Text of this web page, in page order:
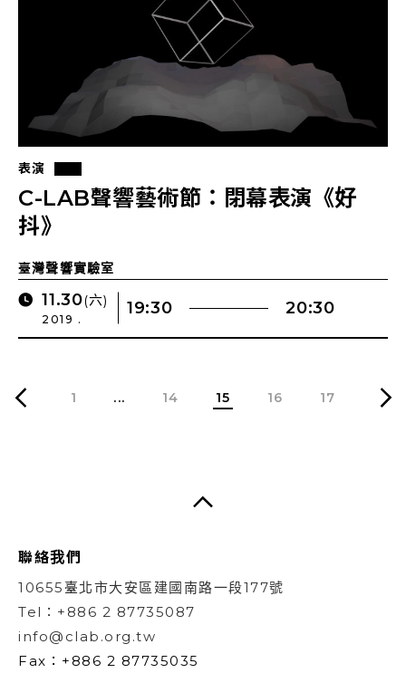
表演
C-LAB聲響藝術節：閉幕表演《好
抖》
臺灣聲響實驗室
11.30(六)
2019 .
19:30 20:30
1 ... 14 15 16 17
聯絡我們
10655臺北市大安區建國南路一段177號
Tel：+886 2 87735087
info@clab.org.tw
Fax：+886 2 87735035